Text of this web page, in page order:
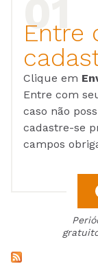
Entre
Clique em
Entre com
caso não
cadastre-se
campos